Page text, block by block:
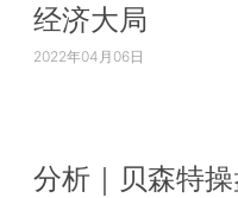
经济大局
2022年04月06日
分析｜贝森特